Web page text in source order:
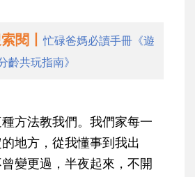
閱丨忙碌爸媽必讀手冊《遊
齡共玩指南》
方法教我們。我們家每一
地方，從我懂事到我出
變更過，半夜起來，不開